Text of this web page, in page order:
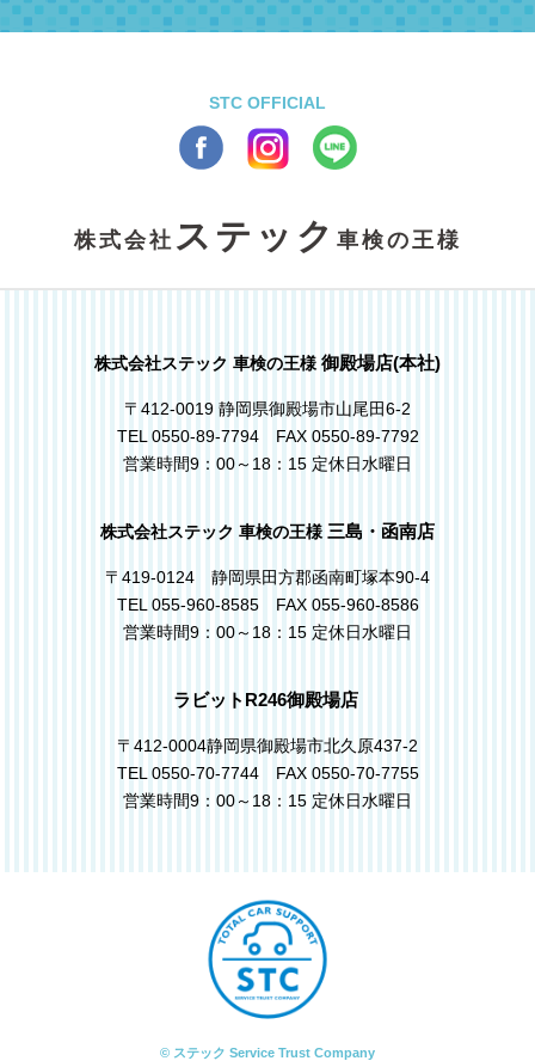
STC OFFICIAL
株式会社ステック 車検の王様
株式会社ステック 車検の王様 御殿場店(本社)
〒412-0019 静岡県御殿場市山尾田6-2
TEL 0550-89-7794 FAX 0550-89-7792
営業時間9：00～18：15 定休日水曜日
株式会社ステック 車検の王様 三島・函南店
〒419-0124 静岡県田方郡函南町塚本90-4
TEL 055-960-8585 FAX 055-960-8586
営業時間9：00～18：15 定休日水曜日
ラビットR246御殿場店
〒412-0004静岡県御殿場市北久原437-2
TEL 0550-70-7744 FAX 0550-70-7755
営業時間9：00～18：15 定休日水曜日
© ステック Service Trust Company